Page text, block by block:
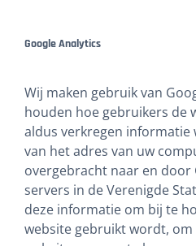
Google Analytics
Wij maken gebruik van
houden hoe gebruikers de
aldus verkregen
van het adres van uw
overgebracht naar en door
servers in de Verenigde
deze informatie om bij te
website gebruikt wordt,